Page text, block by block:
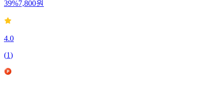
39%7,800원
4.0
(1)